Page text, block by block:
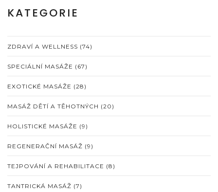
KATEGORIE
ZDRAVÍ A WELLNESS (74)
SPECIÁLNÍ MASÁŽE (67)
EXOTICKÉ MASÁŽE (28)
MASÁŽ DĚTÍ A TĚHOTNÝCH (20)
HOLISTICKÉ MASÁŽE (9)
REGENERAČNÍ MASÁŽ (9)
TEJPOVÁNÍ A REHABILITACE (8)
TANTRICKÁ MASÁŽ (7)